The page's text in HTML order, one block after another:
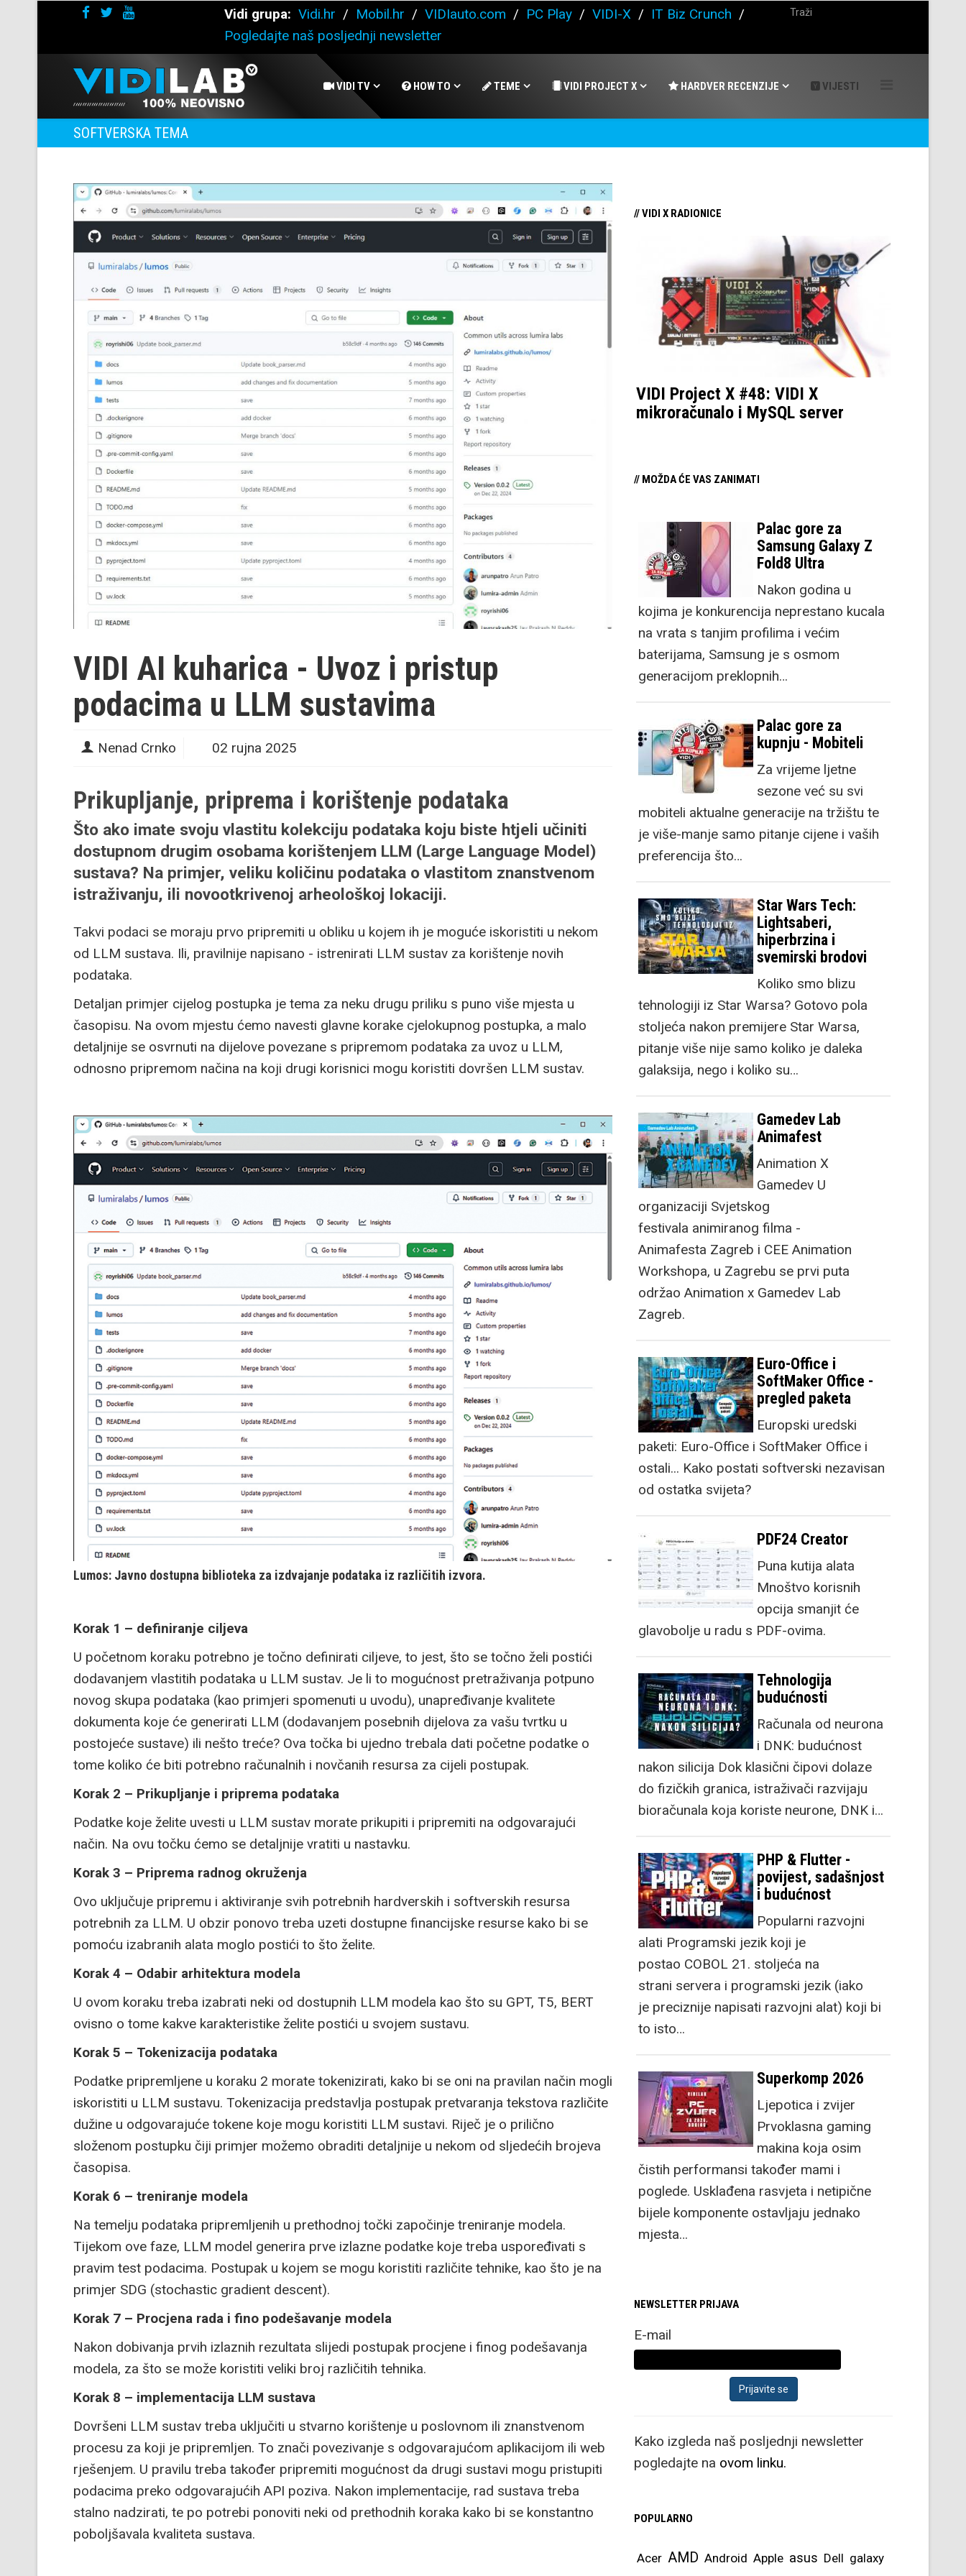
Vidi grupa: Vidi.hr / Mobil.hr / VIDIauto.com / PC Play / VIDI-X / IT Biz Crunch /
Pogledajte naš posljednji newsletter
VIDI TV HOW TO TEME VIDI PROJECT X HARDVER RECENZIJE VIJESTI
SOFTVERSKA TEMA
VIDI AI kuharica - Uvoz i pristup
podacima u LLM sustavima
Nenad Crnko 02 rujna 2025
Prikupljanje, priprema i korištenje podataka
Što ako imate svoju vlastitu kolekciju podataka koju biste htjeli učiniti
dostupnom drugim osobama korištenjem LLM (Large Language Model)
sustava? Na primjer, veliku količinu podataka o vlastitom znanstvenom
istraživanju, ili novootkrivenoj arheološkoj lokaciji.
Takvi podaci se moraju prvo pripremiti u obliku u kojem ih je moguće iskoristiti u nekom
od LLM sustava. Ili, pravilnije napisano - istrenirati LLM sustav za korištenje novih
podataka.
Detaljan primjer cijelog postupka je tema za neku drugu priliku s puno više mjesta u
časopisu. Na ovom mjestu ćemo navesti glavne korake cjelokupnog postupka, a malo
detaljnije se osvrnuti na dijelove povezane s pripremom podataka za uvoz u LLM,
odnosno pripremom načina na koji drugi korisnici mogu koristiti dovršen LLM sustav.
Lumos: Javno dostupna biblioteka za izdvajanje podataka iz različitih izvora.
Korak 1 – definiranje ciljeva
U početnom koraku potrebno je točno definirati ciljeve, to jest, što se točno želi postići
dodavanjem vlastitih podataka u LLM sustav. Je li to mogućnost pretraživanja potpuno
novog skupa podataka (kao primjeri spomenuti u uvodu), unapređivanje kvalitete
dokumenta koje će generirati LLM (dodavanjem posebnih dijelova za vašu tvrtku u
postojeće sustave) ili nešto treće? Ova točka bi ujedno trebala dati početne podatke o
tome koliko će biti potrebno računalnih i novčanih resursa za cijeli postupak.
Korak 2 – Prikupljanje i priprema podataka
Podatke koje želite uvesti u LLM sustav morate prikupiti i pripremiti na odgovarajući
način. Na ovu točku ćemo se detaljnije vratiti u nastavku.
Korak 3 – Priprema radnog okruženja
Ovo uključuje pripremu i aktiviranje svih potrebnih hardverskih i softverskih resursa
potrebnih za LLM. U obzir ponovo treba uzeti dostupne financijske resurse kako bi se
pomoću izabranih alata moglo postići to što želite.
Korak 4 – Odabir arhitektura modela
U ovom koraku treba izabrati neki od dostupnih LLM modela kao što su GPT, T5, BERT
ovisno o tome kakve karakteristike želite postići u svojem sustavu.
Korak 5 – Tokenizacija podataka
Podatke pripremljene u koraku 2 morate tokenizirati, kako bi se oni na pravilan način mogli
iskoristiti u LLM sustavu. Tokenizacija predstavlja postupak pretvaranja tekstova različite
dužine u odgovarajuće tokene koje mogu koristiti LLM sustavi. Riječ je o prilično
složenom postupku čiji primjer možemo obraditi detaljnije u nekom od sljedećih brojeva
časopisa.
Korak 6 – treniranje modela
Na temelju podataka pripremljenih u prethodnoj točki započinje treniranje modela.
Tijekom ove faze, LLM model generira prve izlazne podatke koje treba uspoređivati s
pravim test podacima. Postupak u kojem se mogu koristiti različite tehnike, kao što je na
primjer SDG (stochastic gradient descent).
Korak 7 – Procjena rada i fino podešavanje modela
Nakon dobivanja prvih izlaznih rezultata slijedi postupak procjene i finog podešavanja
modela, za što se može koristiti veliki broj različitih tehnika.
Korak 8 – implementacija LLM sustava
Dovršeni LLM sustav treba uključiti u stvarno korištenje u poslovnom ili znanstvenom
procesu za koji je pripremljen. To znači povezivanje s odgovarajućom aplikacijom ili web
rješenjem. U pravilu treba također pripremiti mogućnost da drugi sustavi mogu pristupiti
podacima preko odgovarajućih API poziva. Nakon implementacije, rad sustava treba
stalno nadzirati, te po potrebi ponoviti neki od prethodnih koraka kako bi se konstantno
poboljšavala kvaliteta sustava.
// VIDI X RADIONICE
VIDI Project X #48: VIDI X
mikroračunalo i MySQL server
// MOŽDA ĆE VAS ZANIMATI
Palac gore za
Samsung Galaxy Z
Fold8 Ultra
Nakon godina u
kojima je konkurencija neprestano kucala
na vrata s tanjim profilima i većim
baterijama, Samsung je s osmom
generacijom preklopnih…
Palac gore za
kupnju - Mobiteli
Za vrijeme ljetne
sezone već su svi
mobiteli aktualne generacije na tržištu te
je više-manje samo pitanje cijene i vaših
preferencija što…
Star Wars Tech:
Lightsaberi,
hiperbrzina i
svemirski brodovi
Koliko smo blizu
tehnologiji iz Star Warsa? Gotovo pola
stoljeća nakon premijere Star Warsa,
pitanje više nije samo koliko je daleka
galaksija, nego i koliko su…
Gamedev Lab
Animafest
Animation X
Gamedev U
organizaciji Svjetskog
festivala animiranog filma -
Animafesta Zagreb i CEE Animation
Workshopa, u Zagrebu se prvi puta
održao Animation x Gamedev Lab
Zagreb.
Euro-Office i
SoftMaker Office -
pregled paketa
Europski uredski
paketi: Euro-Office i SoftMaker Office i
ostali... Kako postati softverski nezavisan
od ostatka svijeta?
PDF24 Creator
Puna kutija alata
Mnoštvo korisnih
opcija smanjit će
glavobolje u radu s PDF-ovima.
Tehnologija
budućnosti
Računala od neurona
i DNK: budućnost
nakon silicija Dok klasični čipovi dolaze
do fizičkih granica, istraživači razvijaju
bioračunala koja koriste neurone, DNK i…
PHP & Flutter -
povijest, sadašnjost
i budućnost
Popularni razvojni
alati Programski jezik koji je
postao COBOL 21. stoljeća na
strani servera i programski jezik (iako
je preciznije napisati razvojni alat) koji bi
to isto…
Superkomp 2026
Ljepotica i zvijer
Prvoklasna gaming
makina koja osim
čistih performansi također mami i
poglede. Usklađena rasvjeta i netipične
bijele komponente ostavljaju jednako
mjesta…
NEWSLETTER PRIJAVA
E-mail
Kako izgleda naš posljednji newsletter
pogledajte na ovom linku.
POPULARNO
Acer AMD Android Apple asus Dell galaxy